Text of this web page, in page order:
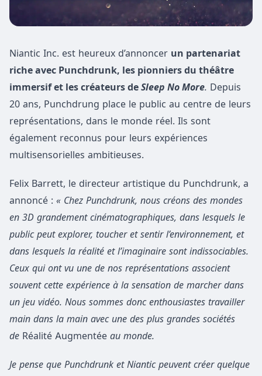
Niantic Inc. est heureux d’annoncer un partenariat
riche avec Punchdrunk, les pionniers du théâtre
immersif et les créateurs de Sleep No More. Depuis
20 ans, Punchdrung place le public au centre de leurs
représentations, dans le monde réel. Ils sont
également reconnus pour leurs expériences
multisensorielles ambitieuses.
Felix Barrett, le directeur artistique du Punchdrunk, a
annoncé : « Chez Punchdrunk, nous créons des mondes
en 3D grandement cinématographiques, dans lesquels le
public peut explorer, toucher et sentir l’environnement, et
dans lesquels la réalité et l’imaginaire sont indissociables.
Ceux qui ont vu une de nos représentations associent
souvent cette expérience à la sensation de marcher dans
un jeu vidéo. Nous sommes donc enthousiastes travailler
main dans la main avec une des plus grandes sociétés
de Réalité Augmentée au monde.
Je pense que Punchdrunk et Niantic peuvent créer quelque